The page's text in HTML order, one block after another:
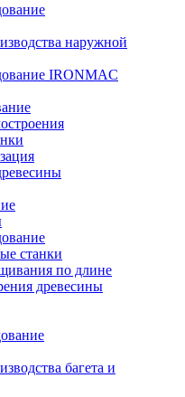
наружной
IRONMAC
станки
по длине
древесины
багета и